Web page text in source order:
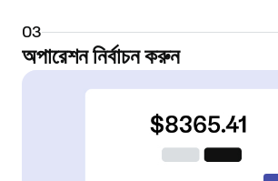
03
অপারেশন নির্বাচন করুন